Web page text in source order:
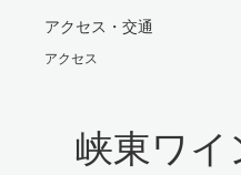
アクセス・交通
アクセス
峡東ワイ